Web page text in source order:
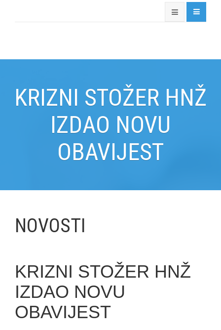
KRIZNI STOŽER HNŽ
IZDAO NOVU
OBAVIJEST
NOVOSTI
KRIZNI STOŽER HNŽ
IZDAO NOVU
OBAVIJEST